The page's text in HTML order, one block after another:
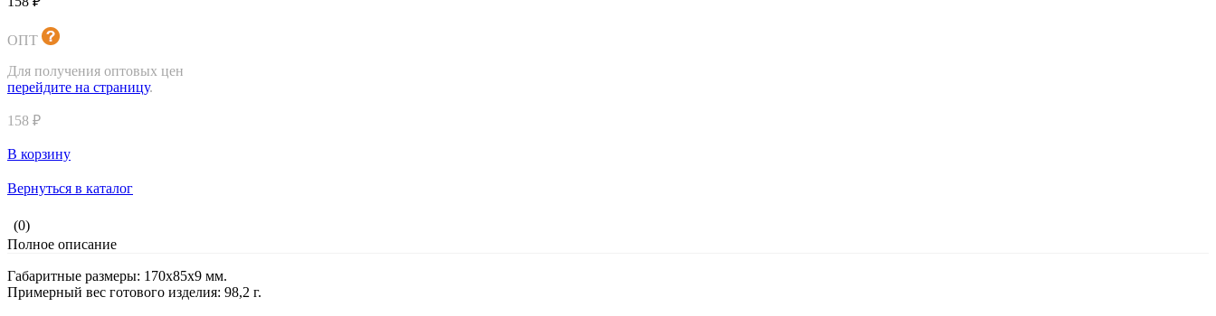
ОПТ
Для получения оптовых цен
перейдите на страницу.
158 ₽
В корзину
Вернуться в каталог
(0)
Полное описание
Габаритные размеры: 170х85х9 мм.
Примерный вес готового изделия: 98,2 г.